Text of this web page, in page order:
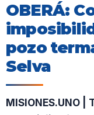
OBERÁ:
pozo
Selva
MISIONES.UNO